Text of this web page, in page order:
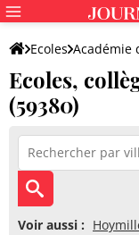
Ecoles Académie
Ecoles,
(59380)
Voir aussi :